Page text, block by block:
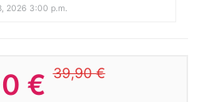
2026 3:00 p.m.
€39,90 €